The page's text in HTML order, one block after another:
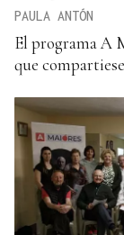
PAULA ANTÓN
El programa A
que